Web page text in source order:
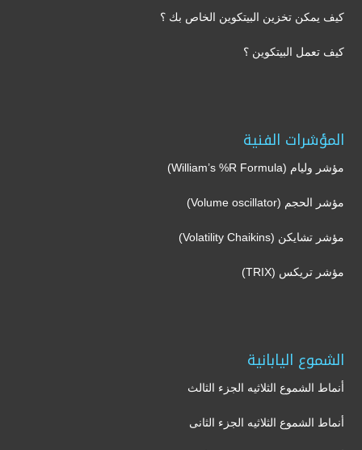
كيف يمكن تخزين البيتكوين الخاص بك ؟
كيف تعمل البيتكوين ؟
المؤشرات الفنية
مؤشر وليام (William’s %R Formula)
مؤشر الحجم (Volume oscillator)
مؤشر تشايكن (Volatility Chaikins)
مؤشر تريكس (TRIX)
الشموع اليابانية
أنماط الشموع الثلاثيه الجزء الثالث
أنماط الشموع الثلاثيه الجزء الثانى